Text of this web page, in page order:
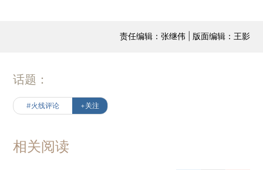
责任编辑：张继伟 | 版面编辑：王影
话题：
#火线评论 +关注
相关阅读